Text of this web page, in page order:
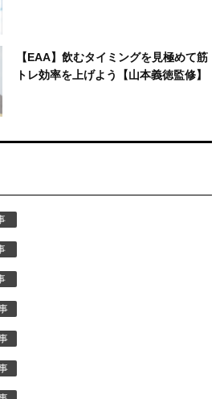
【EAA】飲むタイミングを見極めて筋
トレ効率を上げよう【山本義徳監修】